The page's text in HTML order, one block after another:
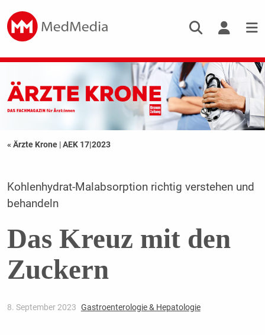
« Ärzte Krone |AEK 17|2023
Kohlenhydrat-Malabsorption richtig verstehen und
behandeln
Das Kreuz mit den
Zuckern
8. September 2023 Gastroenterologie & Hepatologie